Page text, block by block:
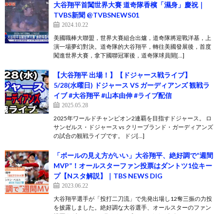
大谷翔平首闖世界大賽 道奇隊香檳「濕身」慶祝｜
TVBS新聞 @TVBSNEWS01
2024.10.22
美國職棒大聯盟，世界大賽組合出爐，道奇隊將迎戰洋基，上
演一場夢幻對決。道奇隊的大谷翔平，轉往美國發展後，首度
闖進世界大賽，拿下國聯冠軍後，道奇隊球員開[…]
【大谷翔平 出場！】【ドジャース戦ライブ】
5/28(水曜日) ドジャース VS ガーディアンズ 観戦ラ
イブ #大谷翔平 #山本由伸 #ライブ配信
2025.05.28
2025年ワールドチャンピオン2連覇を目指すドジャース。 ロ
サンゼルス・ドジャース vs クリーブランド・ガーディアンズ
の試合の観戦ライブです。 ドジ[…]
「ボールの見え方がいい」大谷翔平、絶好調で“週間
MVP”！オールスターファン投票はダントツ1位キー
プ【Nスタ解説】｜TBS NEWS DIG
2023.06.22
大谷翔平選手が「投打二刀流」で先発出場し12奪三振の力投
を披露しました。絶好調な大谷選手、オールスターのファン